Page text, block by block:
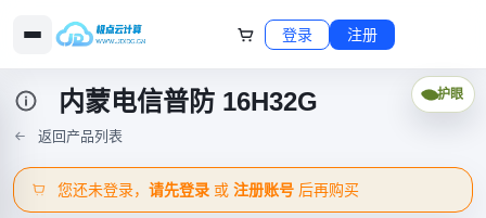
登录 注册
内蒙电信普防 16H32G
返回产品列表
您还未登录，请先登录 或注册账号 后再购买
护眼